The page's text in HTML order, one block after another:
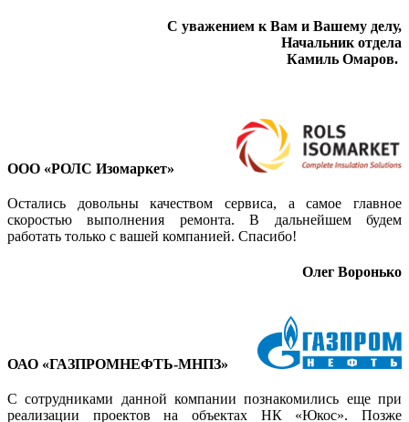
С уважением к Вам и Вашему делу,
Начальник отдела
Камиль Омаров.
ООО «РОЛС Изомаркет»
Остались довольны качеством сервиса, а самое главное
скоростью выполнения ремонта. В дальнейшем будем
работать только с вашей компанией. Спасибо!
Олег Воронько
ОАО «ГАЗПРОМНЕФТЬ-МНПЗ»
С сотрудниками данной компании познакомились еще при
реализации проектов на объектах НК «Юкос». Позже